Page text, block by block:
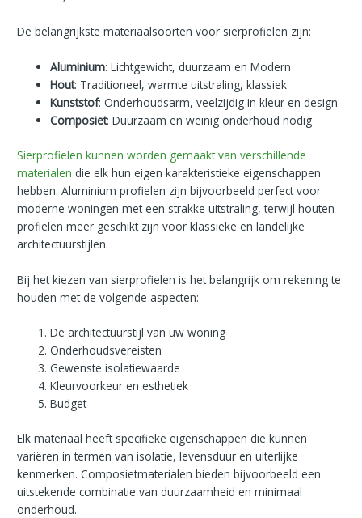
De belangrijkste materiaalsoorten voor sierprofielen zijn:
Aluminium: Lichtgewicht, duurzaam en Modern
Hout: Traditioneel, warmte uitstraling, klassiek
Kunststof: Onderhoudsarm, veelzijdig in kleur en design
Composiet: Duurzaam en weinig onderhoud nodig
Sierprofielen kunnen worden gemaakt van verschillende
materialen die elk hun eigen karakteristieke eigenschappen
hebben. Aluminium profielen zijn bijvoorbeeld perfect voor
moderne woningen met een strakke uitstraling, terwijl houten
profielen meer geschikt zijn voor klassieke en landelijke
architectuurstijlen.
Bij het kiezen van sierprofielen is het belangrijk om rekening te
houden met de volgende aspecten:
De architectuurstijl van uw woning
Onderhoudsvereisten
Gewenste isolatiewaarde
Kleurvoorkeur en esthetiek
Budget
Elk materiaal heeft specifieke eigenschappen die kunnen
variëren in termen van isolatie, levensduur en uiterlijke
kenmerken. Composietmaterialen bieden bijvoorbeeld een
uitstekende combinatie van duurzaamheid en minimaal
onderhoud.